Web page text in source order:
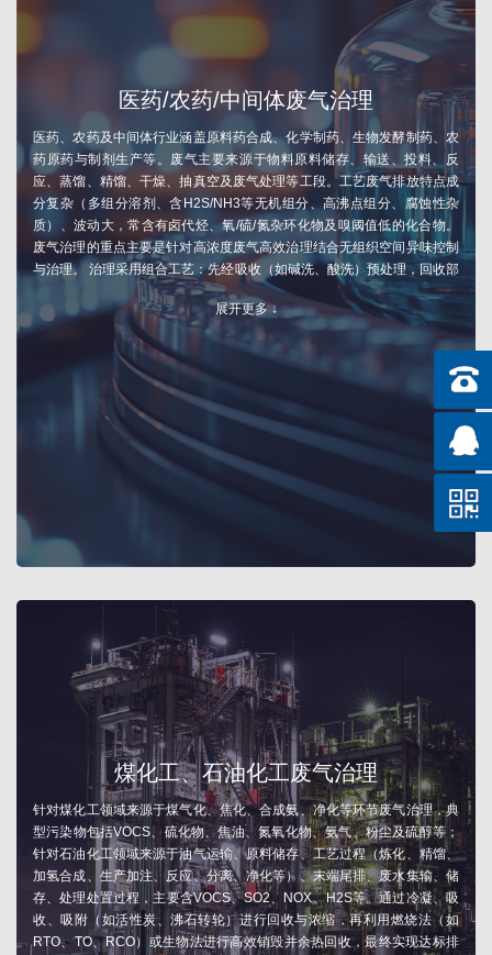
医药/农药/中间体废气治理
医药、农药及中间体行业涵盖原料药合成、化学制药、生物发酵制药、农
药原药与制剂生产等。废气主要来源于物料原料储存、输送、投料、反
应、蒸馏、精馏、干燥、抽真空及废气处理等工段。工艺废气排放特点成
分复杂（多组分溶剂、含H2S/NH3等无机组分、高沸点组分、腐蚀性杂
质）、波动大，常含有卤代烃、氧/硫/氮杂环化物及嗅阈值低的化合物。
废气治理的重点主要是针对高浓度废气高效治理结合无组织空间异味控制
与治理。 治理采用组合工艺：先经吸收（如碱洗、酸洗）预处理，回收部
分酸性或碱性物料；极高浓度挥发性有机物采用冷凝或吸附、中高浓度挥
发性有机物采用燃烧法（RTO、RCO）高效销毁，燃烧后的尾气再通过降
温+碱洗吸收进行后处理；对特定恶臭组分可选用生物及植物液/精油空间
雾化作为辅助。
1.含高硫、高氮、高卤等有机化合物及高腐蚀性废气成分等复杂工况废气
2.针对废气燃烧过程中二噁英的抑制及产生后深度净化处理技术。
展开更多 ↓
煤化工、石油化工废气治理
针对煤化工领域来源于煤气化、焦化、合成氨、净化等环节废气治理，典
型污染物包括VOCS、硫化物、焦油、氮氧化物、氨气、粉尘及硫醇等；
针对石油化工领域来源于油气运输、原料储存、工艺过程（炼化、精馏、
加氢合成、生产加注、反应、分离、净化等）、末端尾排、废水集输、储
存、处理处置过程，主要含VOCS、SO2、NOX、H2S等。通过冷凝、吸
收、吸附（如活性炭、沸石转轮）进行回收与浓缩，再利用燃烧法（如
RTO、TO、RCO）或生物法进行高效销毁并余热回收，最终实现达标排